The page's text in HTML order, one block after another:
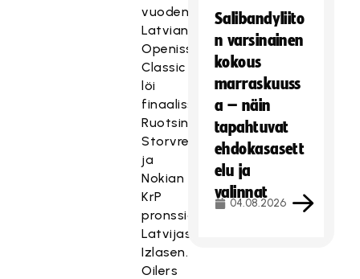
vuoden
Latvian
Openissa
Classic
löi
finaalissa
Ruotsin
Storvretan
ja
Nokian
KrP
pronssiottelussa
Latvijas
Izlasen.
Oilers
Salibandyliito
n varsinainen
kokous
marraskuuss
a – näin
tapahtuvat
ehdokasasett
elu ja
valinnat
04.08.2026